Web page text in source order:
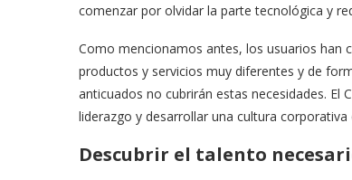
comenzar por olvidar la parte tecnológica y
Como mencionamos antes, los usuarios han
productos y servicios muy diferentes y de
anticuados no cubrirán estas necesidades. El
liderazgo y desarrollar una cultura
Descubrir el talento